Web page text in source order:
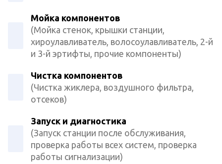
Мойка компонентов
(Мойка стенок, крышки станции,
хироулавливатель, волосоулавливатель, 2-й
и 3-й эртифты, прочие компоненты)
Чистка компонентов
(Чистка жиклера, воздушного фильтра,
отсеков)
Запуск и диагностика
(Запуск станции после обслуживания,
проверка работы всех систем, проверка
работы сигнализации)